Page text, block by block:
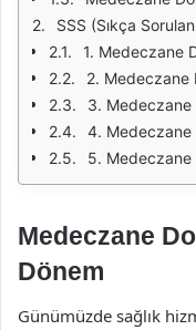
SSS (Sıkça
1. Medeczane
2. Medeczane
3. Medeczane
4. Medeczane
5. Medeczane
Medeczane
Dönem
Günümüzde sağlık